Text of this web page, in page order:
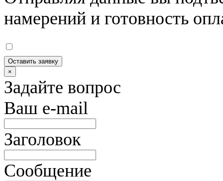
намерений и готовность
Оставить заявку
×
Задайте вопрос
Ваш e-mail
Заголовок
Сообщение